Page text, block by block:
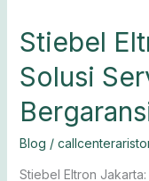
Stiebel
Solusi
Blog /
Stiebel Eltron
Stiebel
Eltron
Jakarta
Solusi
Cepat
&